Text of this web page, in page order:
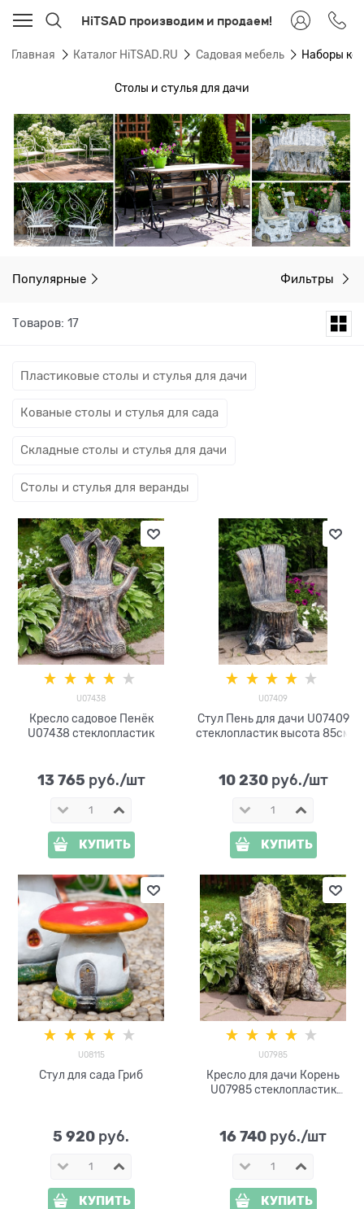
HiTSAD производим и продаем!
Главная Каталог HiTSAD.RU Садовая мебель Наборы
Столы и стулья для дачи
Популярные Фильтры
Товаров: 17
Пластиковые столы и стулья для дачи
Кованые столы и стулья для сада
Складные столы и стулья для дачи
Столы и стулья для веранды
U07438
Кресло садовое Пенёк
U07438 стеклопластик
13 765 руб./шт
КУПИТЬ
U07409
Стул Пень для дачи U07409
стеклопластик высота 85см
10 230 руб./шт
КУПИТЬ
U08115
Стул для сада Гриб
5 920 руб.
КУПИТЬ
U07985
Кресло для дачи Корень
U07985 стеклопластик
16 740 руб./шт
КУПИТЬ